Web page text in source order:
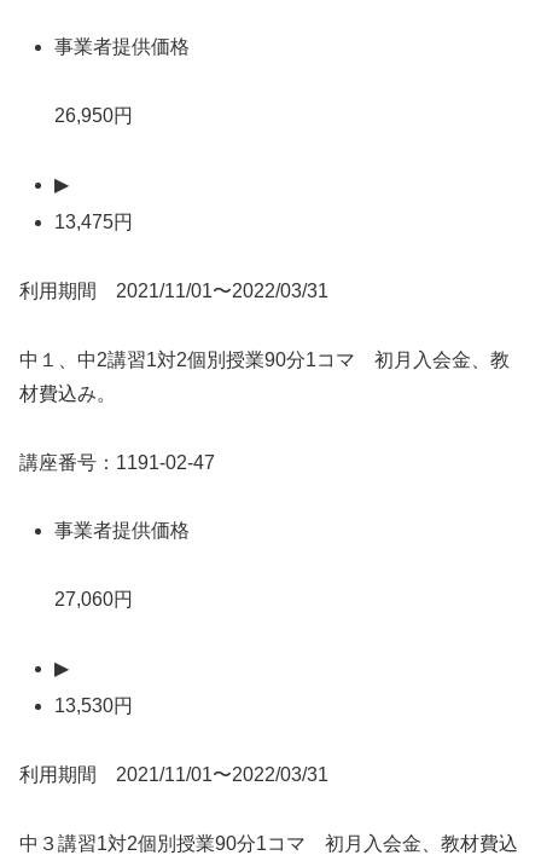
事業者提供価格
26,950円
▶
13,475円
利用期間 2021/11/01〜2022/03/31
中１、中2講習1対2個別授業90分1コマ 初月入会金、教
材費込み。
講座番号：1191-02-47
事業者提供価格
27,060円
▶
13,530円
利用期間 2021/11/01〜2022/03/31
中３講習1対2個別授業90分1コマ 初月入会金、教材費込